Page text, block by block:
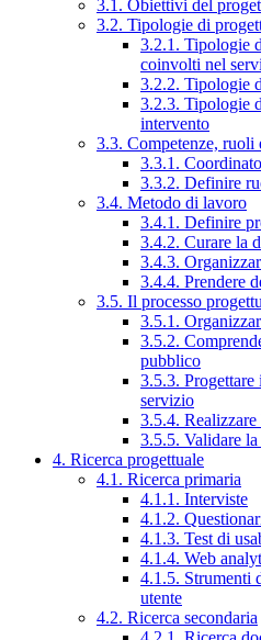
3.1. Obiettivi del
3.2. Tipologie di
3.2.1. Tipologie
coinvolti nel
3.2.2. Tipologie
3.2.3. Tipologie
intervento
3.3. Competenze,
3.3.1.
3.3.2. Definire
3.4. Metodo di lavoro
3.4.1. Definire
3.4.2. Curare la
3.4.3.
3.4.4. Prendere
3.5. Il processo
3.5.1.
3.5.2.
pubblico
3.5.3. Progettare
servizio
3.5.4.
3.5.5. Validare
4. Ricerca progettuale
4.1. Ricerca primaria
4.1.1. Interviste
4.1.2.
4.1.3. Test di
4.1.4. Web
4.1.5. Strumenti
utente
4.2. Ricerca secondaria